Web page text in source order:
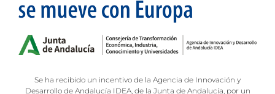
Se ha recibido un incentivo de la Agencia de Innovación y
Desarrollo de Andalucía IDEA, de la Junta de Andalucía, por un